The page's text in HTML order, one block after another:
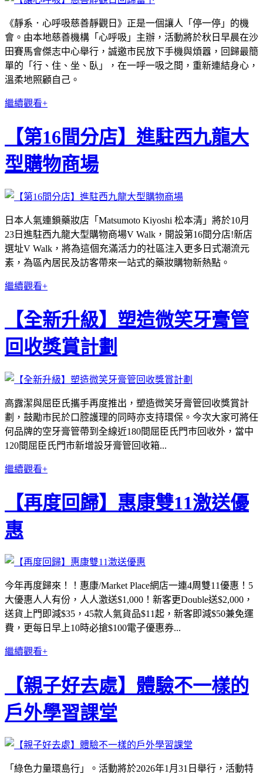
《靜系．心呼吸慈善靜觀日》正是一個讓人「停一停」的機
會。由本地慈善機構「心呼吸」主辦，活動將於秋日早晨在沙
田賽馬會傑志中心舉行，誠邀市民放下手機與煩囂，回歸最簡
單的「行、住、坐、臥」，在一呼一吸之間，重新連結身心，
溫柔地照顧自己。
繼續觀看+
【第16間分店】進駐西九龍大
型購物商場
日本人氣連鎖藥妝店「Matsumoto Kiyoshi 松本清」將於10月
23日進駐西九龍大型購物商場V Walk，開設第16間分店!新店
選址V Walk，將為這個充滿活力的社區注入更多日式潮流元
素，為區內居民及訪客帶來一站式的藥妝購物新熱點。
繼續觀看+
【全新升級】塑造微笑牙膏管
回收獎賞計劃
高露潔與屈臣氏攜手再度推出，塑造微笑牙膏管回收獎賞計
劃，鼓勵市民於口腔護理的同時亦支持環保。今次大家可將任
何品牌的空牙膏管帶到全線近180間屈臣氏門巿回收外，當中
120間屈臣氏門市新增設牙膏管回收箱...
繼續觀看+
【再度回歸】惠康雙11激送優
惠
今年再度歸來！！惠康/Market Place網店一連4周雙11優惠！5
大優惠人人有份，人人激送$1,000！新客更Double送$2,000，
送貨上門即減$35，45款人氣貨品$11起，新客即減$50兼免運
費，更每日早上10時必搶$100電子優惠券...
繼續觀看+
【親子好去處】體驗不一樣的
戶外學習課堂
「綠色力量環島行」。活動將於2026年1月31日舉行，活動特